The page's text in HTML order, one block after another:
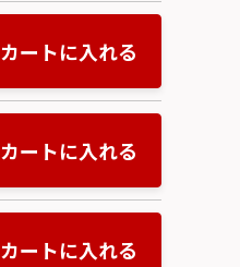
カートに入れる
カートに入れる
カートに入れる